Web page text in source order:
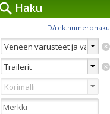
Haku
ID/rek.numerohaku